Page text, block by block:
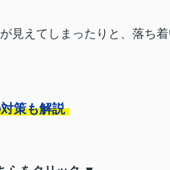
見えてしまったりと、落ち
策も解説